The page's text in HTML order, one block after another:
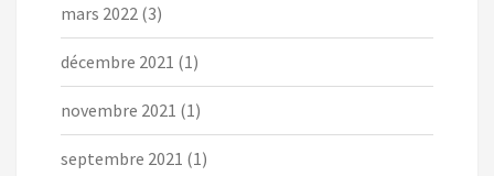
mars 2022 (3)
décembre 2021 (1)
novembre 2021 (1)
septembre 2021 (1)